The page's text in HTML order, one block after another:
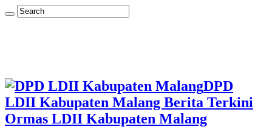
DPD
LDII Kabupaten Malang Berita Terkini
Ormas LDII Kabupaten Malang